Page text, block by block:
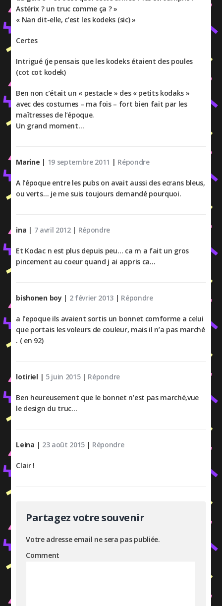
Astérix ? un truc comme ça ? »
« Nan dit-elle, c’est les kodeks (sic) »
Certes
Intrigué (je pensais que les kodeks étaient des poules
(cot cot kodek)
Ben non c’était un « pestacle » des « petits kodaks »
avec des costumes – ma fois – fort bien fait par les
maîtresses de l’époque.
Un grand moment…
Marine | 19 septembre 2011 | Répondre
A l’époque entre les pubs on avait aussi des ecrans bleus,
ou verts… je me suis toujours demandé pourquoi.
ina | 7 avril 2012| Répondre
Et Kodac n est plus depuis peu… ca m a fait un gros
pincement au coeur quand j ai appris ca…
bishonen boy | 2 février 2013 | Répondre
a l’epoque ils avaient sortis un bonnet comforme a celui
que portais les voleurs de couleur, mais il n’a pas marché
. ( en 92)
lotiriel | 5 juin 2015| Répondre
Ben heureusement que le bonnet n’est pas marché,vue
le design du truc…
Leina | 23 août 2015 | Répondre
Clair !
Partagez votre souvenir
Votre adresse email ne sera pas publiée.
Comment